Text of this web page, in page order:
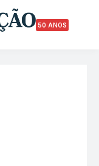
50 ANOS